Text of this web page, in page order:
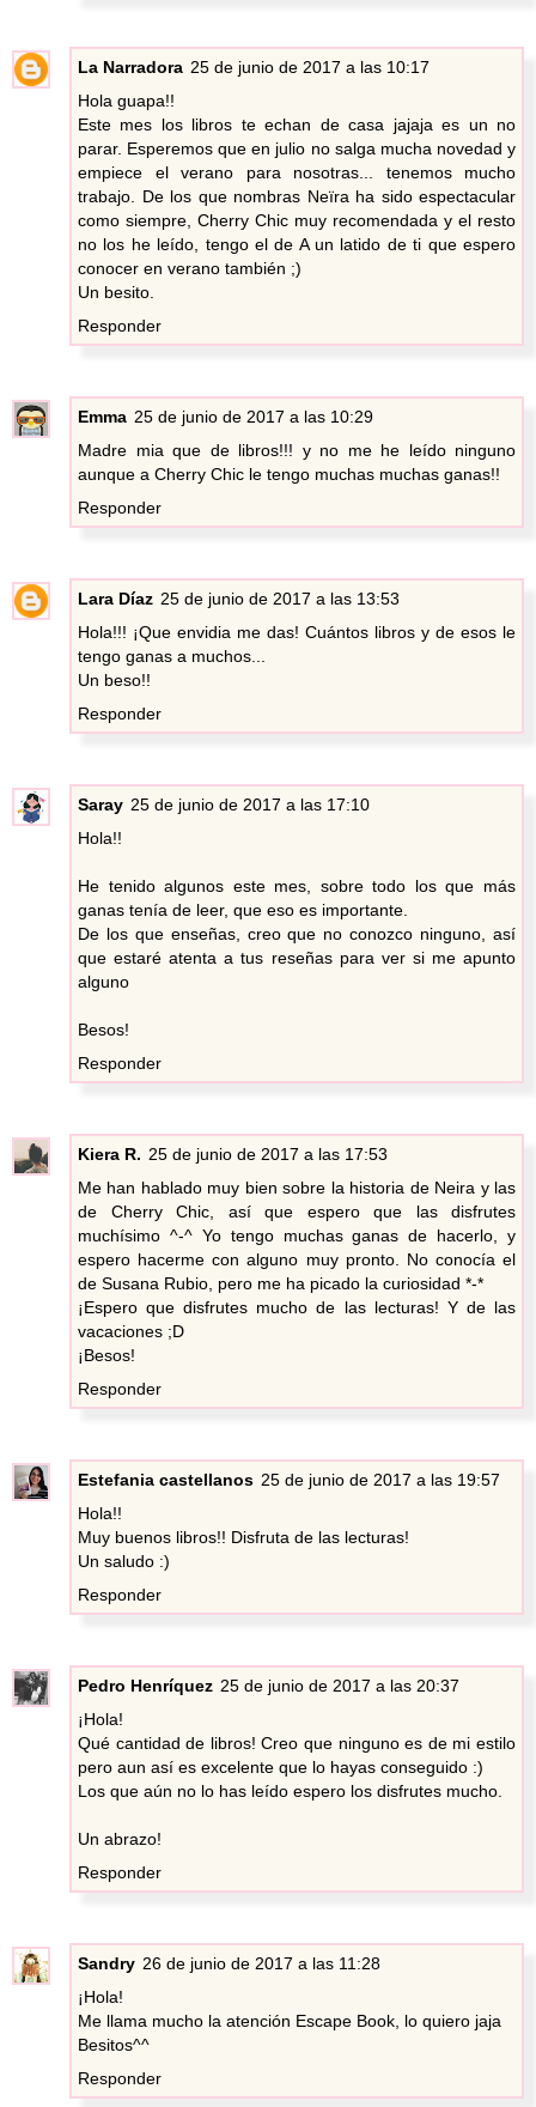
La Narradora 25 de junio de 2017 a las 10:17
Hola guapa!!
Este mes los libros te echan de casa jajaja es un no
parar. Esperemos que en julio no salga mucha novedad y
empiece el verano para nosotras... tenemos mucho
trabajo. De los que nombras Neïra ha sido espectacular
como siempre, Cherry Chic muy recomendada y el resto
no los he leído, tengo el de A un latido de ti que espero
conocer en verano también ;)
Un besito.
Responder
Emma 25 de junio de 2017 a las 10:29
Madre mia que de libros!!! y no me he leído ninguno
aunque a Cherry Chic le tengo muchas muchas ganas!!
Responder
Lara Díaz 25 de junio de 2017 a las 13:53
Hola!!! ¡Que envidia me das! Cuántos libros y de esos le
tengo ganas a muchos...
Un beso!!
Responder
Saray 25 de junio de 2017 a las 17:10
Hola!!
He tenido algunos este mes, sobre todo los que más
ganas tenía de leer, que eso es importante.
De los que enseñas, creo que no conozco ninguno, así
que estaré atenta a tus reseñas para ver si me apunto
alguno
Besos!
Responder
Kiera R. 25 de junio de 2017 a las 17:53
Me han hablado muy bien sobre la historia de Neira y las
de Cherry Chic, así que espero que las disfrutes
muchísimo ^-^ Yo tengo muchas ganas de hacerlo, y
espero hacerme con alguno muy pronto. No conocía el
de Susana Rubio, pero me ha picado la curiosidad *-*
¡Espero que disfrutes mucho de las lecturas! Y de las
vacaciones ;D
¡Besos!
Responder
Estefania castellanos 25 de junio de 2017 a las 19:57
Hola!!
Muy buenos libros!! Disfruta de las lecturas!
Un saludo :)
Responder
Pedro Henríquez 25 de junio de 2017 a las 20:37
¡Hola!
Qué cantidad de libros! Creo que ninguno es de mi estilo
pero aun así es excelente que lo hayas conseguido :)
Los que aún no lo has leído espero los disfrutes mucho.
Un abrazo!
Responder
Sandry 26 de junio de 2017 a las 11:28
¡Hola!
Me llama mucho la atención Escape Book, lo quiero jaja
Besitos^^
Responder